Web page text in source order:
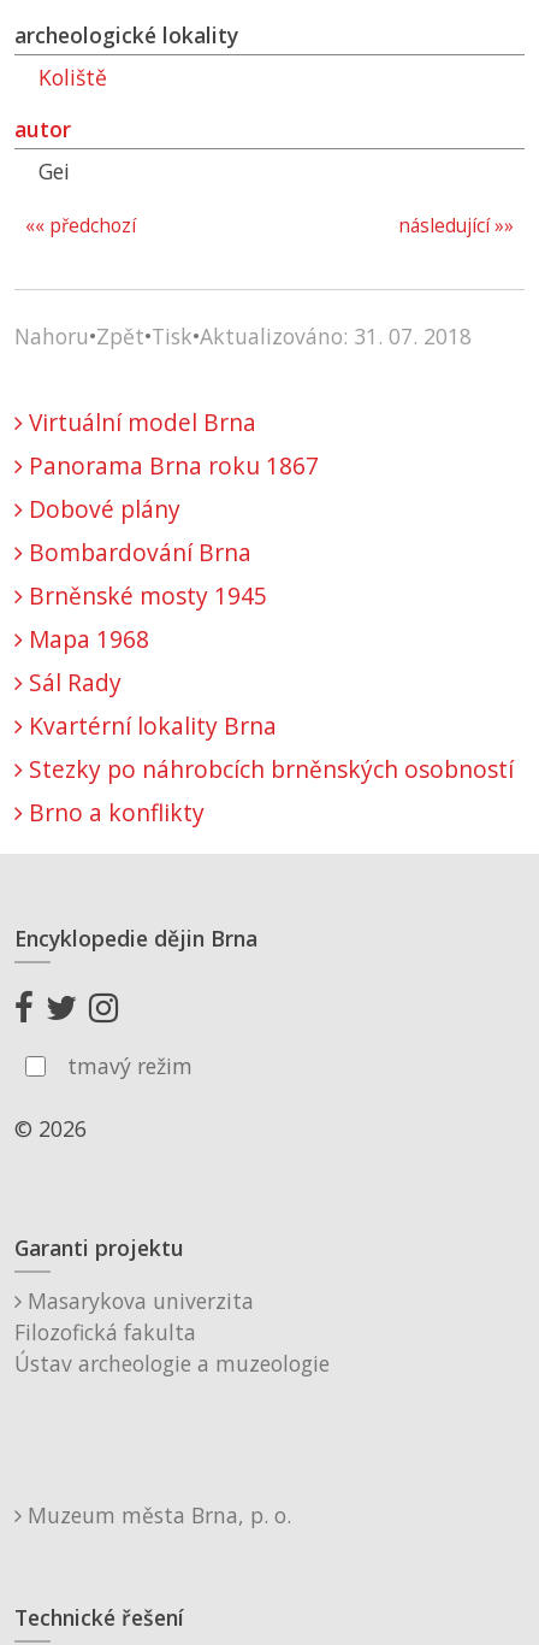
archeologické lokality
Koliště
autor
Gei
následující »»
«« předchozí
Nahoru•Zpět•Tisk•Aktualizováno: 31. 07. 2018
Virtuální model Brna
Panorama Brna roku 1867
Dobové plány
Bombardování Brna
Brněnské mosty 1945
Mapa 1968
Sál Rady
Kvartérní lokality Brna
Stezky po náhrobcích brněnských osobností
Brno a konflikty
Encyklopedie dějin Brna
tmavý režim
© 2026
Garanti projektu
Masarykova univerzita
Filozofická fakulta
Ústav archeologie a muzeologie
Muzeum města Brna, p. o.
Technické řešení